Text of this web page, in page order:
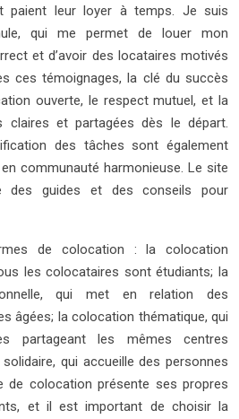
paient leur loyer à temps. Je suis
qui me permet de louer mon
et d’avoir des locataires motivés
ces témoignages, la clé du succès
ouverte, le respect mutuel, et la
claires et partagées dès le départ.
des tâches sont également
communauté harmonieuse. Le site
des guides et des conseils pour
de colocation : la colocation
les colocataires sont étudiants; la
qui met en relation des
âgées; la colocation thématique, qui
partageant les mêmes centres
qui accueille des personnes
de colocation présente ses propres
et il est important de choisir la